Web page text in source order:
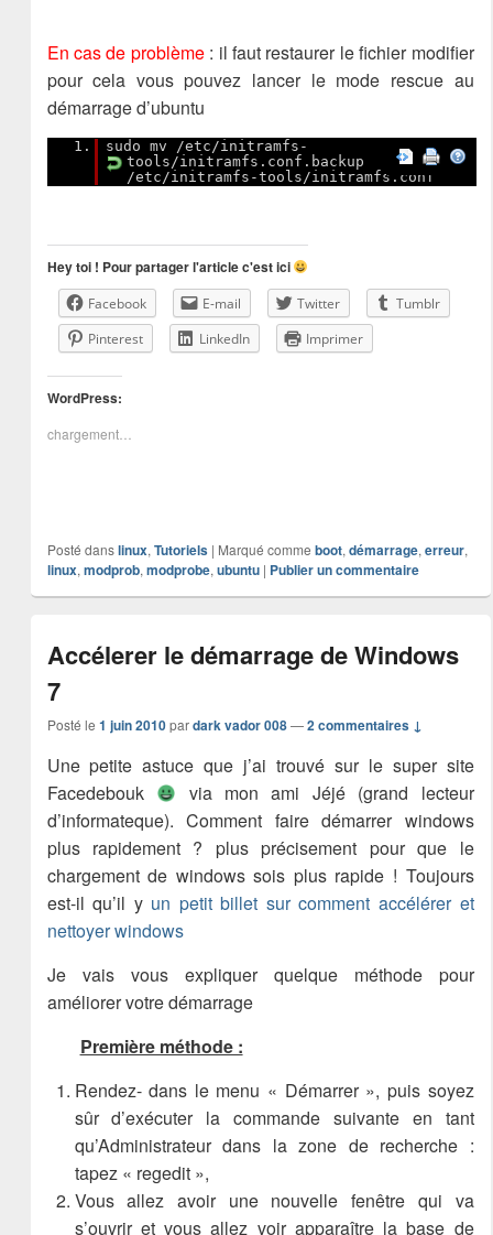
En cas de problème: il faut restaurer le fichier modifier
pour cela vous pouvez lancer le mode rescue au
démarrage d’ubuntu
1.
sudo mv /etc/initramfs-
tools/initramfs.conf.backup
/etc/initramfs-tools/initramfs.conf
Hey toi ! Pour partager l'article c'est ici
Facebook E-mail Twitter
Tumblr
Pinterest
LinkedIn Imprimer
WordPress:
chargement…
Posté dans linux, Tutoriels | Marqué comme boot, démarrage, erreur,
linux, modprob, modprobe, ubuntu | Publier un commentaire
Accélerer le démarrage de Windows
7
Posté le 1 juin 2010 pardark vador 008 —2 commentaires ↓
Une petite astuce que j’ai trouvé sur le super site
Facedebouk
via mon ami Jéjé (grand lecteur
d’informateque). Comment faire démarrer windows
plus rapidement ? plus précisement pour que le
chargement de windows sois plus rapide ! Toujours
est-il qu’il y un petit billet sur comment accélérer et
nettoyer windows
Je vais vous expliquer quelque méthode pour
améliorer votre démarrage
Première méthode :
Rendez- dans le menu « Démarrer », puis soyez
sûr d’exécuter la commande suivante en tant
qu’Administrateur dans la zone de recherche :
tapez « regedit »,
Vous allez avoir une nouvelle fenêtre qui va
s’ouvrir et vous allez voir apparaître la base de